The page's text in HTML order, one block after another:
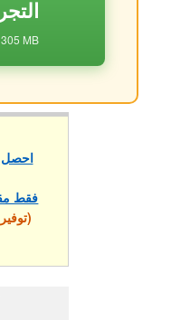
MB
احصل
فقط
(توفير يصل إلى $500)